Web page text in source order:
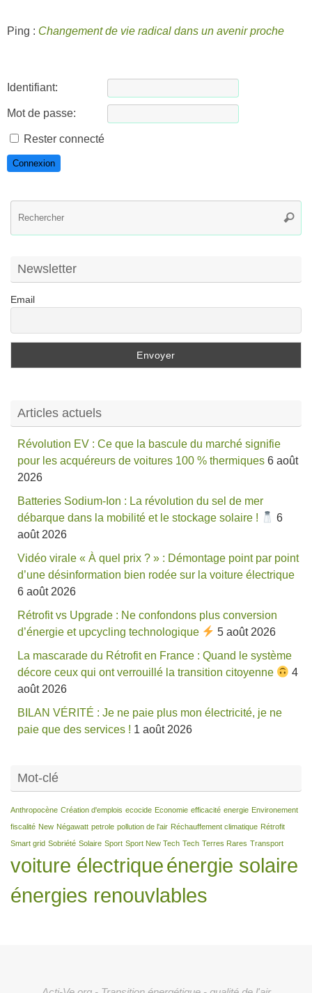
Ping : Changement de vie radical dans un avenir proche
Identifiant:
Mot de passe:
Rester connecté
Connexion
Newsletter
Email
Articles actuels
Révolution EV : Ce que la bascule du marché signifie
pour les acquéreurs de voitures 100 % thermiques 6 août
2026
Batteries Sodium-Ion : La révolution du sel de mer
débarque dans la mobilité et le stockage solaire !
6
août 2026
Vidéo virale « À quel prix ? » : Démontage point par point
d’une désinformation bien rodée sur la voiture électrique
6 août 2026
Rétrofit vs Upgrade : Ne confondons plus conversion
d’énergie et upcycling technologique
5 août 2026
La mascarade du Rétrofit en France : Quand le système
décore ceux qui ont verrouillé la transition citoyenne
4
août 2026
BILAN VÉRITÉ : Je ne paie plus mon électricité, je ne
paie que des services ! 1 août 2026
Mot-clé
Anthropocène Création d'emplois ecocide Economie efficacité energie Environement
fiscalité New Négawatt petrole pollution de l'air Réchauffement climatique Rétrofit
Smart grid Sobriété Solaire Sport Sport New Tech Tech Terres Rares Transport
voiture électriqueénergie solaire
énergies renouvlables